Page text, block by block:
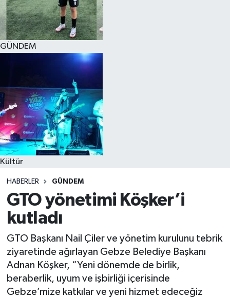
GÜNDEM
Kültür
HABERLER GÜNDEM
GTO yönetimi Köşker’i
kutladı
GTO Başkanı Nail Çiler ve yönetim kurulunu tebrik
ziyaretinde ağırlayan Gebze Belediye Başkanı
Adnan Köşker, “Yeni dönemde de birlik,
beraberlik, uyum ve işbirliği içerisinde
Gebze’mize katkılar ve yeni hizmet edeceğiz